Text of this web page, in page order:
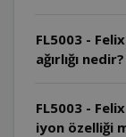
FL5003 -
ağırlığı nedir?
FL5003 -
iyon özelliği